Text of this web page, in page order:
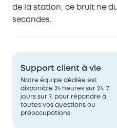
de la station, ce bruit ne
secondes.
Support client à vie
Notre équipe dédiée est
disponible 24 heures sur 24, 7
jours sur 7, pour répondre à
toutes vos questions ou
préoccupations